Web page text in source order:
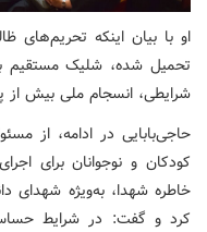
او با بیان اینکه تحریم‌های
تحمیل شده، شلیک مستقیم
شرایطی، انسجام ملی بیش
حاجی‌بابایی در ادامه، از
کودکان و نوجوانان برای
خاطره شهدا، به‌ویژه شهدای
کرد و گفت: در شرایط